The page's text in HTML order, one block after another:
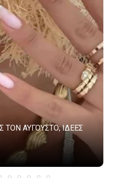
ΤΟΝ ΑΥΓΟΥΣΤΟ; ΙΔΕΕΣ